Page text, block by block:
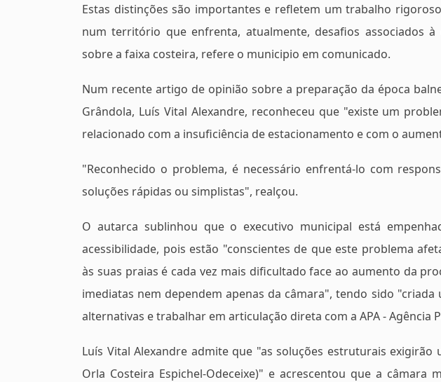
Estas distinções são importantes e refletem um trabalho
num território que enfrenta, atualmente, desafios associados
sobre a faixa costeira, refere o municipio em comunicado.
Num recente artigo de opinião sobre a preparação da época
Grândola, Luís Vital Alexandre, reconheceu que "existe um
relacionado com a insuficiência de estacionamento e com o
"Reconhecido o problema, é necessário enfrentá-lo com
soluções rápidas ou simplistas", realçou.
O autarca sublinhou que o executivo municipal está
acessibilidade, pois estão "conscientes de que este problema
às suas praias é cada vez mais dificultado face ao aumento da
imediatas nem dependem apenas da câmara", tendo sido
alternativas e trabalhar em articulação direta com a APA - Agência
Luís Vital Alexandre admite que "as soluções estruturais exigirão
Orla Costeira Espichel-Odeceixe)" e acrescentou que a câmara